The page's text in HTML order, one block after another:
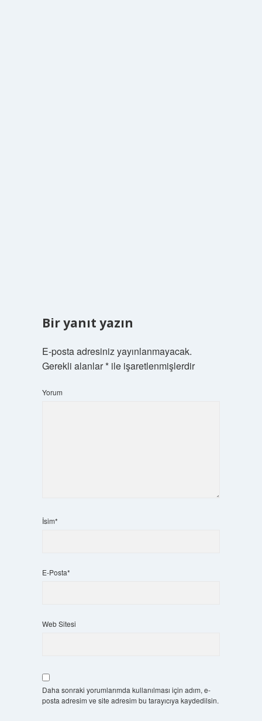
Bir yanıt yazın
E-posta adresiniz yayınlanmayacak.
Gerekli alanlar*ile işaretlenmişlerdir
Yorum
İsim*
E-Posta*
Web Sitesi
Daha sonraki yorumlarımda kullanılması için adım, e-
posta adresim ve site adresim bu tarayıcıya kaydedilsin.